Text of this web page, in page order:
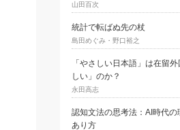
山田百次
統計で転ばぬ先の杖
島田めぐみ・野口裕之
「やさしい日本語」は在留
しい」のか？
永田高志
認知文法の思考法：AI時代
あり方